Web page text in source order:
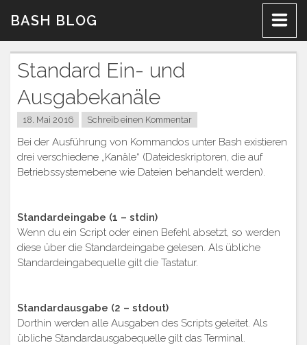
InhaltBASH BLOG
Standard Ein- und
Ausgabekanäle
18. Mai 2016 Schreib einen Kommentar
Bei der Ausführung von Kommandos unter Bash existieren
drei verschiedene „Kanäle“ (Dateideskriptoren, die auf
Betriebssystemebene wie Dateien behandelt werden).
Standardeingabe (1 – stdin)
Wenn du ein Script oder einen Befehl absetzt, so werden
diese über die Standardeingabe gelesen. Als übliche
Standardeingabequelle gilt die Tastatur.
Standardausgabe (2 – stdout)
Dorthin werden alle Ausgaben des Scripts geleitet. Als
übliche Standardausgabequelle gilt das Terminal.